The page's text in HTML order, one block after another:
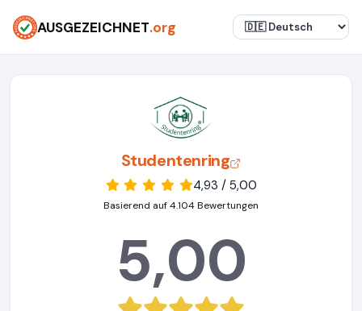
AUSGEZEICHNET.org
Studentenring
4,93 / 5,00
Basierend auf 4.104 Bewertungen
5,00